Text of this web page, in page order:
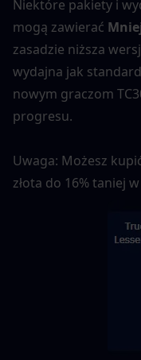
Niektóre pakiety i
mogą zawierać
zasadzie niższa
wydajna jak
nowym graczom
progresu.
Uwaga: Możesz
złota do 16% taniej w